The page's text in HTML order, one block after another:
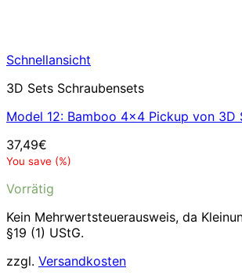
Schnellansicht
3D Sets Schraubensets
Model 12: Bamboo 4×4 Pickup von 3D
37,49€
You save (%)
Vorrätig
Kein Mehrwertsteuerausweis, da
§19 (1) UStG.
zzgl. Versandkosten